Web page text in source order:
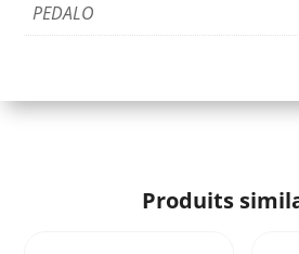
PEDALO
Produits